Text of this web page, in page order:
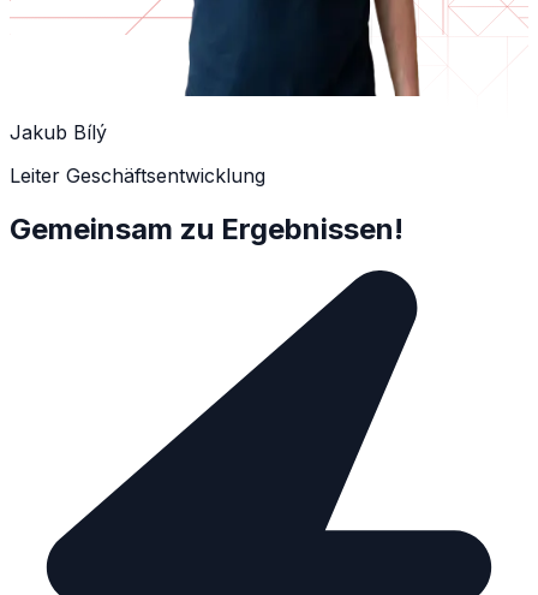
Jakub Bílý
Leiter Geschäftsentwicklung
Gemeinsam zu Ergebnissen!